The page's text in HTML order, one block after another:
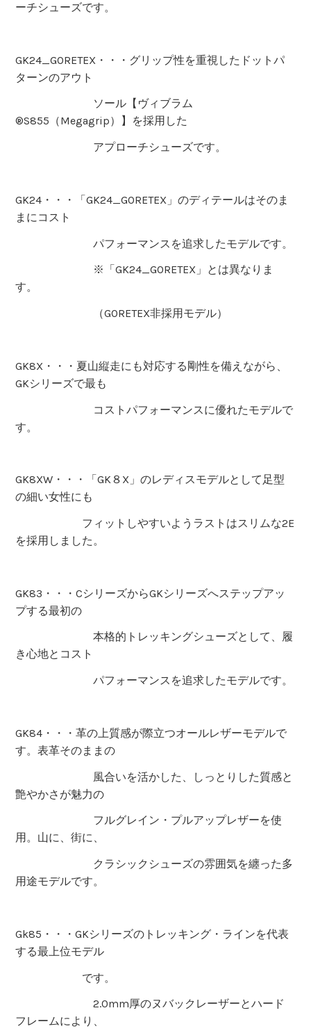
ーチシューズです。
GK24_GORETEX・・・グリップ性を重視したドットパ
ターンのアウト
ソール【ヴィブラム
®S855（Megagrip）】を採用した
アプローチシューズです。
GK24・・・「GK24_GORETEX」のディテールはそのま
まにコスト
パフォーマンスを追求したモデルです。
※「GK24_GORETEX」とは異なりま
す。
（GORETEX非採用モデル）
GK8X・・・夏山縦走にも対応する剛性を備えながら、
GKシリーズで最も
コストパフォーマンスに優れたモデルで
す。
GK8XW・・・「GK８X」のレディスモデルとして足型
の細い女性にも
フィットしやすいようラストはスリムな2E
を採用しました。
GK83・・・CシリーズからGKシリーズへステップアッ
プする最初の
本格的トレッキングシューズとして、履
き心地とコスト
パフォーマンスを追求したモデルです。
GK84・・・革の上質感が際立つオールレザーモデルで
す。表革そのままの
風合いを活かした、しっとりした質感と
艶やかさが魅力の
フルグレイン・プルアップレザーを使
用。山に、街に、
クラシックシューズの雰囲気を纏った多
用途モデルです。
Gk85・・・GKシリーズのトレッキング・ラインを代表
する最上位モデル
です。
2.0mm厚のヌバックレーザーとハード
フレームにより、